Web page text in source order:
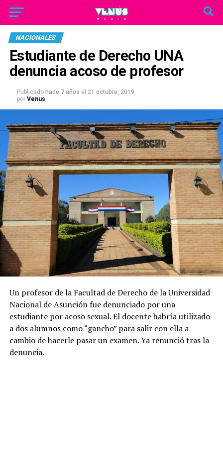
NACIONALES
Estudiante de Derecho UNA
denuncia acoso de profesor
Publicado hace 7 años el 21 octubre, 2019
por Venus
Un profesor de la Facultad de Derecho de la Universidad
Nacional de Asunción fue denunciado por una
estudiante por acoso sexual. El docente habría utilizado
a dos alumnos como “gancho” para salir con ella a
cambio de hacerle pasar un examen. Ya renunció tras la
denuncia.